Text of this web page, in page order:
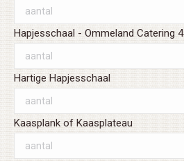
Hapjesschaal - Ommeland Catering 4
Hartige Hapjesschaal
Kaasplank of Kaasplateau